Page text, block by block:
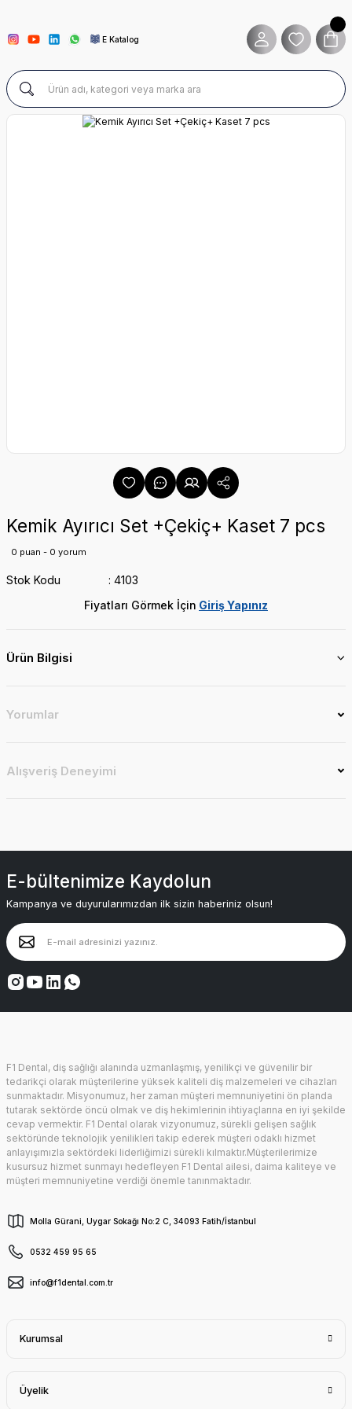
E Katalog
Kemik Ayırıcı Set +Çekiç+ Kaset 7 pcs
0 puan - 0 yorum
Stok Kodu
4103
Fiyatları Görmek İçin Giriş Yapınız
Ürün Bilgisi
Yorumlar
Alışveriş Deneyimi
E-bültenimize Kaydolun
Kampanya ve duyurularımızdan ilk sizin haberiniz olsun!
F1 Dental, diş sağlığı alanında uzmanlaşmış, yenilikçi ve güvenilir bir
tedarikçi olarak müşterilerine yüksek kaliteli diş malzemeleri ve cihazları
sunmaktadır. Misyonumuz, her zaman müşteri memnuniyetini ön planda
tutarak sektörde öncü olmak ve diş hekimlerinin ihtiyaçlarına en iyi şekilde
cevap vermektir. F1 Dental olarak vizyonumuz, sürekli gelişen sağlık
sektöründe teknolojik yenilikleri takip ederek müşteri odaklı hizmet
anlayışımızla sektördeki liderliğimizi sürekli kılmaktır.Müşterilerimize
kusursuz hizmet sunmayı hedefleyen F1 Dental ailesi, daima kaliteye ve
müşteri memnuniyetine verdiği önemle tanınmaktadır.
Molla Gürani, Uygar Sokağı No:2 C, 34093 Fatih/İstanbul
0532 459 95 65
info@f1dental.com.tr
Kurumsal
Üyelik